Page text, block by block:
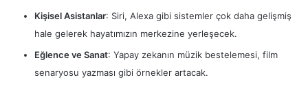
Kişisel Asistanlar: Siri, Alexa gibi sistemler çok daha gelişmiş
hale gelerek hayatımızın merkezine yerleşecek.
Eğlence ve Sanat: Yapay zekanın müzik bestelemesi, film
senaryosu yazması gibi örnekler artacak.